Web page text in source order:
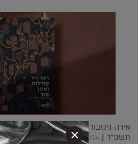
אירה גינזבורג זכתה בתחרות עיצוב
תשפ"ד | 05.05.2024
×